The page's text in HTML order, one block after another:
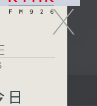
元
X